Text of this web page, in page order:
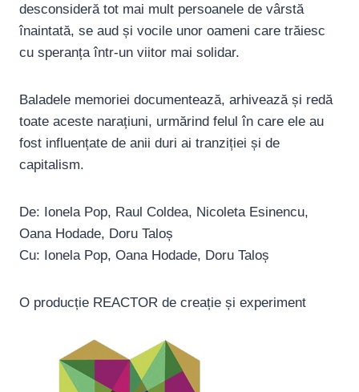
desconsideră tot mai mult persoanele de vârstă
înaintată, se aud și vocile unor oameni care trăiesc
cu speranța într-un viitor mai solidar.
Baladele memoriei documentează, arhivează și redă
toate aceste narațiuni, urmărind felul în care ele au
fost influențate de anii duri ai tranziției și de
capitalism.
De: Ionela Pop, Raul Coldea, Nicoleta Esinencu,
Oana Hodade, Doru Taloș
Cu: Ionela Pop, Oana Hodade, Doru Taloș
O producție REACTOR de creație și experiment